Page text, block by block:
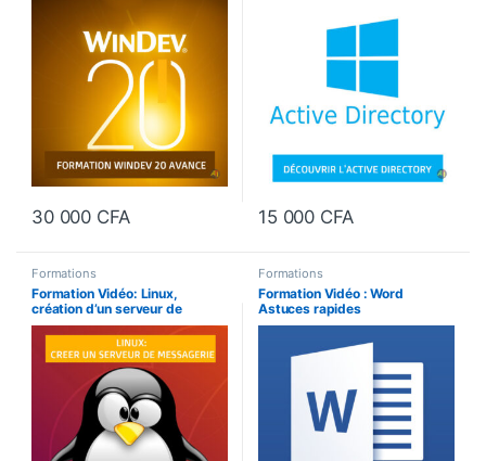
30 000 CFA 15 000 CFA
Formations
Formation Vidéo: Linux,
création d’un serveur de
messagerie
Formations
Formation Vidéo : Word
Astuces rapides